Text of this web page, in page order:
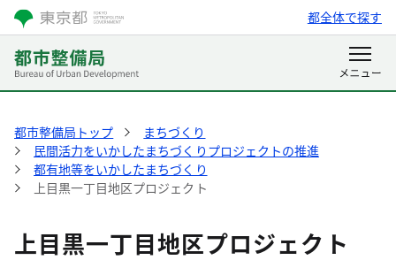
都全体で探す
都市整備局トップ
まちづくり
民間活力をいかしたまちづくりプロジェクトの推進
都有地等をいかしたまちづくり
上目黒一丁目地区プロジェクト
上目黒一丁目地区プロジェクト